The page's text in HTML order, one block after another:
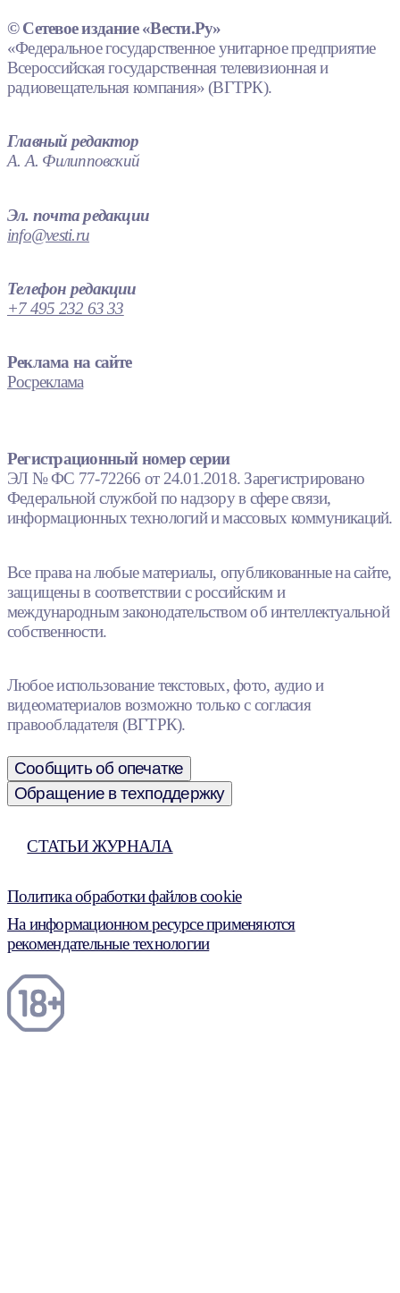
© Сетевое издание «Вести.Ру»
«Федеральное государственное унитарное предприятие
Всероссийская государственная телевизионная и
радиовещательная компания» (ВГТРК).
Главный редактор
А. А. Филипповский
Эл. почта редакции
info@vesti.ru
Телефон редакции
+7 495 232 63 33
Реклама на сайте
Росреклама
Регистрационный номер серии
ЭЛ № ФС 77-72266 от 24.01.2018. Зарегистрировано
Федеральной службой по надзору в сфере связи,
информационных технологий и массовых коммуникаций.
Все права на любые материалы, опубликованные на сайте,
защищены в соответствии с российским и
международным законодательством об интеллектуальной
собственности.
Любое использование текстовых, фото, аудио и
видеоматериалов возможно только с согласия
правообладателя (ВГТРК).
Сообщить об опечатке
Обращение в техподдержку
СТАТЬИ ЖУРНАЛА
Политика обработки файлов cookie
На информационном ресурсе применяются
рекомендательные технологии